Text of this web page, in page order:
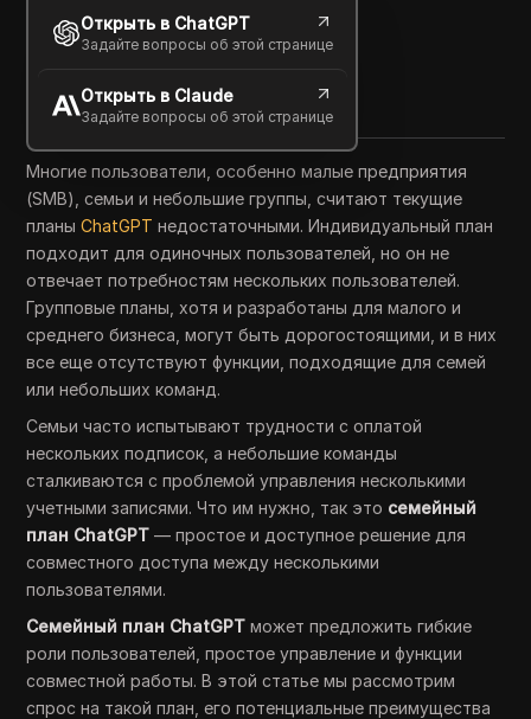
Открыть в ChatGPT
Задайте вопросы об этой странице
Открыть в Claude
Задайте вопросы об этой странице
Шарльс Мартинес
04 авг. 2025 5 минут
Copy Link
Многие пользователи, особенно малые предприятия
(SMB), семьи и небольшие группы, считают текущие
планыChatGPT недостаточными. Индивидуальный план
подходит для одиночных пользователей, но он не
отвечает потребностям нескольких пользователей.
Групповые планы, хотя и разработаны для малого и
среднего бизнеса, могут быть дорогостоящими, и в них
все еще отсутствуют функции, подходящие для семей
или небольших команд.
Семьи часто испытывают трудности с оплатой
нескольких подписок, а небольшие команды
сталкиваются с проблемой управления несколькими
учетными записями. Что им нужно, так это семейный
план ChatGPT — простое и доступное решение для
совместного доступа между несколькими
пользователями.
Семейный план ChatGPT может предложить гибкие
роли пользователей, простое управление и функции
совместной работы. В этой статье мы рассмотрим
спрос на такой план, его потенциальные преимущества